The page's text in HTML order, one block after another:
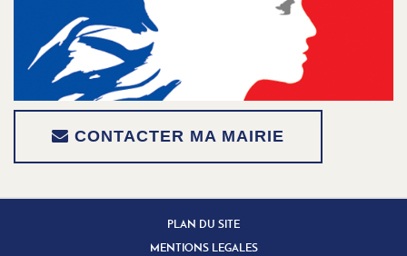
CONTACTER MA MAIRIE
PLAN DU SITE
MENTIONS LEGALES